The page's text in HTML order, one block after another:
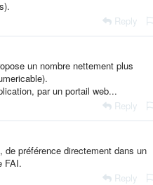
Reply
un nombre nettement plus
par un portail web...
Reply
préférence directement dans un
FAI.
Reply